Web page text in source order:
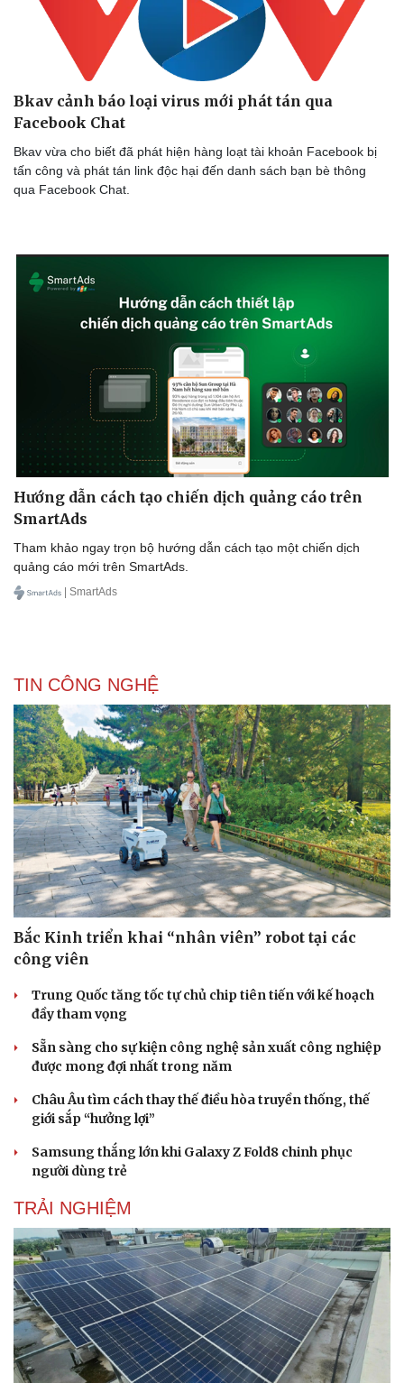
Doanh nghiệp
Thông tin doanh nghiệp
Doanh nghiệp 24h
Doanh nhân
Vì cộng đồng
Sành điệu
Trải nghiệm
Chuyển đổi số
Sức khỏe
Dinh dưỡng - món ngon
Đời sống
Nhà đẹp
Bkav cảnh báo loại virus mới phát tán qua
Facebook Chat
Bkav vừa cho biết đã phát hiện hàng loạt tài khoản Facebook bị
tấn công và phát tán link độc hại đến danh sách bạn bè thông
qua Facebook Chat.
Hướng dẫn cách tạo chiến dịch quảng cáo trên
SmartAds
Tham khảo ngay trọn bộ hướng dẫn cách tạo một chiến dịch
quảng cáo mới trên SmartAds.
| SmartAds
TIN CÔNG NGHỆ
Bắc Kinh triển khai “nhân viên” robot tại các
công viên
Trung Quốc tăng tốc tự chủ chip tiên tiến với kế hoạch
đầy tham vọng
Sẵn sàng cho sự kiện công nghệ sản xuất công nghiệp
được mong đợi nhất trong năm
Châu Âu tìm cách thay thế điều hòa truyền thống, thế
giới sắp “hưởng lợi”
Samsung thắng lớn khi Galaxy Z Fold8 chinh phục
người dùng trẻ
TRẢI NGHIỆM